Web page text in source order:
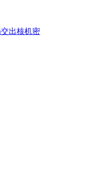
出核机密